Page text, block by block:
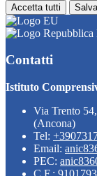
Accetta tutti
Contatti
Istituto
Via Trento
(Ancona)
Tel:
Email:
PEC:
C.F.: